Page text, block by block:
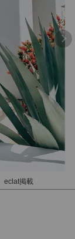
eclat掲載